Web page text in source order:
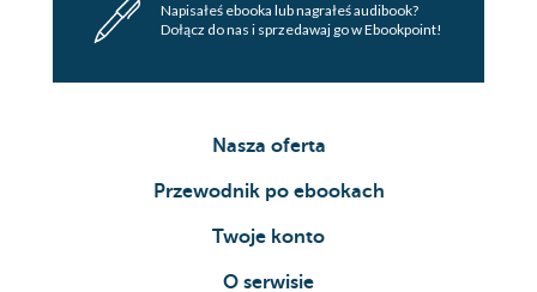
Napisałeś ebooka lub nagrałeś audibook?
Dołącz do nas i sprzedawaj go w Ebookpoint!
Nasza oferta
Przewodnik po ebookach
Twoje konto
O serwisie